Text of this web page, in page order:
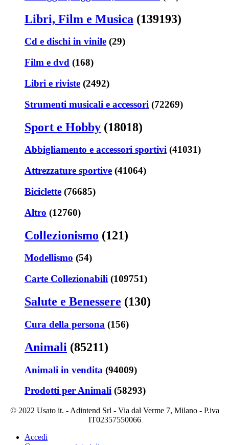
Libri, Film e Musica (139193)
Cd e dischi in vinile (29)
Film e dvd (168)
Libri e riviste (2492)
Strumenti musicali e accessori (72269)
Sport e Hobby (18018)
Abbigliamento e accessori sportivi (41031)
Attrezzature sportive (41064)
Biciclette (76685)
Altro (12760)
Collezionismo (121)
Modellismo (54)
Carte Collezionabili (109751)
Salute e Benessere (130)
Cura della persona (156)
Animali (85211)
Animali in vendita (94009)
Prodotti per Animali (58293)
© 2022 Usato it. - Adintend Srl - Via dal Verme 7, Milano - P.iva
IT02357550066
Accedi